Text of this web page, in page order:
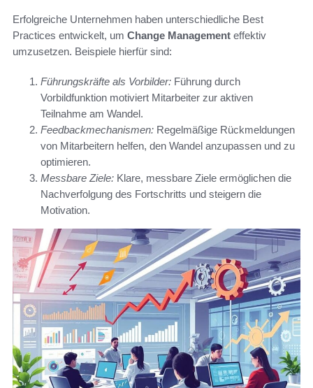
Erfolgreiche Unternehmen haben unterschiedliche Best
Practices entwickelt, um Change Management effektiv
umzusetzen. Beispiele hierfür sind:
Führungskräfte als Vorbilder: Führung durch
Vorbildfunktion motiviert Mitarbeiter zur aktiven
Teilnahme am Wandel.
Feedbackmechanismen: Regelmäßige Rückmeldungen
von Mitarbeitern helfen, den Wandel anzupassen und zu
optimieren.
Messbare Ziele: Klare, messbare Ziele ermöglichen die
Nachverfolgung des Fortschritts und steigern die
Motivation.